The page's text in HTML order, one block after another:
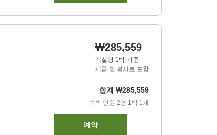
₩285,559
객실당 1박 기준
세금 및 봉사료 포함
합계 ₩285,559
숙박 인원 2명 1박 1개
예약